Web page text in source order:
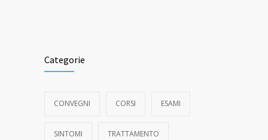
Categorie
CONVEGNI CORSI ESAMI
SINTOMI TRATTAMENTO